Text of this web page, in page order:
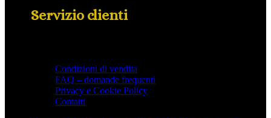
Servizio clienti
Condizioni di vendita
FAQ – domande frequenti
Privacy e Cookie Policy
Contatti